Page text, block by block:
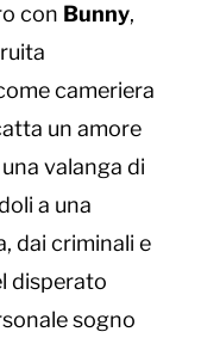
con Bunny,
cameriera
un amore
valanga di
a una
dai criminali e
disperato
sogno